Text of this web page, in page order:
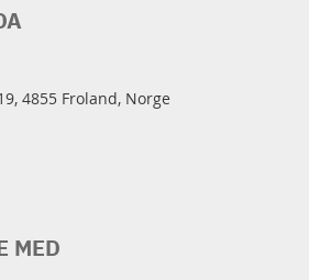
MED
4855 Froland, Norge